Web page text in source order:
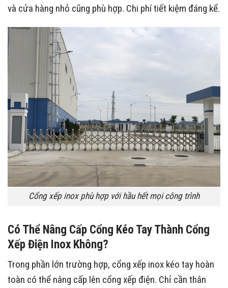
và cửa hàng nhỏ cũng phù hợp. Chi phí tiết kiệm đáng kể.
Cổng xếp inox phù hợp với hầu hết mọi công trình
Có Thể Nâng Cấp Cổng Kéo Tay Thành Cổng
Xếp Điện Inox Không?
Trong phần lớn trường hợp, cổng xếp inox kéo tay hoàn
toàn có thể nâng cấp lên cổng xếp điện. Chỉ cần thân